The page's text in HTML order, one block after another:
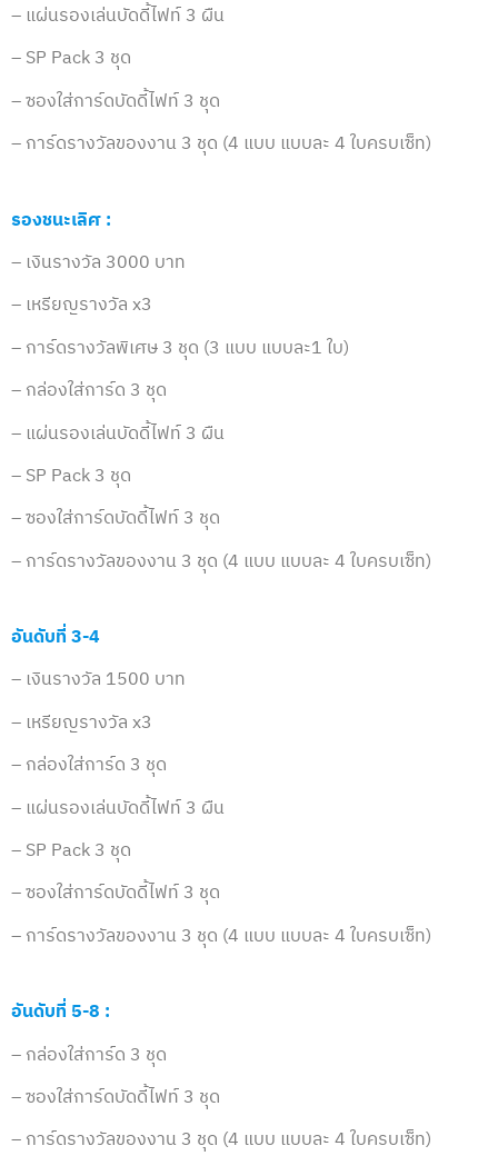
– แผ่นรองเล่นบัดดี้ไฟท์ 3 ผืน
– SP Pack 3 ชุด
– ซองใส่การ์ดบัดดี้ไฟท์ 3 ชุด
– การ์ดรางวัลของงาน 3 ชุด (4 แบบ แบบละ 4 ใบครบเซ็ท)
รองชนะเลิศ :
– เงินรางวัล 3000 บาท
– เหรียญรางวัล x3
– การ์ดรางวัลพิเศษ 3 ชุด (3 แบบ แบบละ1 ใบ)
– กล่องใส่การ์ด 3 ชุด
– แผ่นรองเล่นบัดดี้ไฟท์ 3 ผืน
– SP Pack 3 ชุด
– ซองใส่การ์ดบัดดี้ไฟท์ 3 ชุด
– การ์ดรางวัลของงาน 3 ชุด (4 แบบ แบบละ 4 ใบครบเซ็ท)
อันดับที่ 3-4
– เงินรางวัล 1500 บาท
– เหรียญรางวัล x3
– กล่องใส่การ์ด 3 ชุด
– แผ่นรองเล่นบัดดี้ไฟท์ 3 ผืน
– SP Pack 3 ชุด
– ซองใส่การ์ดบัดดี้ไฟท์ 3 ชุด
– การ์ดรางวัลของงาน 3 ชุด (4 แบบ แบบละ 4 ใบครบเซ็ท)
อันดับที่ 5-8 :
– กล่องใส่การ์ด 3 ชุด
– ซองใส่การ์ดบัดดี้ไฟท์ 3 ชุด
– การ์ดรางวัลของงาน 3 ชุด (4 แบบ แบบละ 4 ใบครบเซ็ท)